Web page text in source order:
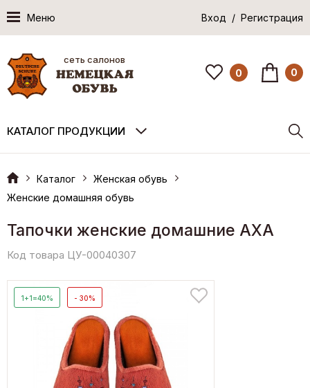
Меню Вход / Регистрация
сеть салонов
0 0
КАТАЛОГ ПРОДУКЦИИ
Каталог
Женская обувь
Женские домашняя обувь
Тапочки женские домашние AXA
Код товара ЦУ-00040307
1+1=40% - 30%